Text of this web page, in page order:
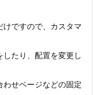
ですので、カスタマ
たり、配置を変更し
わせページなどの固定